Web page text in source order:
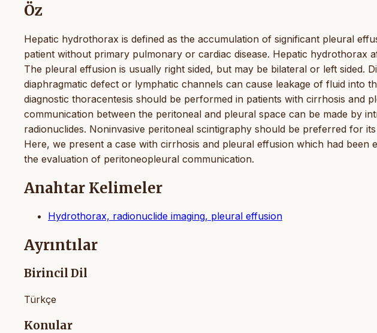
Öz
Hepatic hydrothorax is defined as the accumulation of significant pleural
patient without primary pulmonary or cardiac disease. Hepatic hydrothorax
The pleural effusion is usually right sided, but may be bilateral or left sided.
diaphragmatic defect or lymphatic channels can cause leakage of fluid into
diagnostic thoracentesis should be performed in patients with cirrhosis and
communication between the peritoneal and pleural space can be made by
radionuclides. Noninvasive peritoneal scintigraphy should be preferred for
Here, we present a case with cirrhosis and pleural effusion which had been
the evaluation of peritoneopleural communication.
Anahtar Kelimeler
Hydrothorax, radionuclide imaging, pleural effusion
Ayrıntılar
Birincil Dil
Türkçe
Konular